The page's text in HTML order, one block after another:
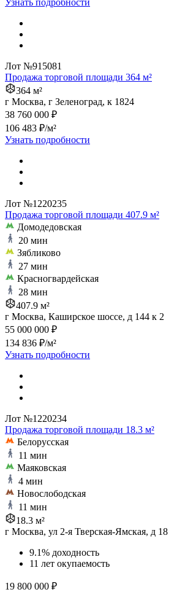
Лот №915081
Продажа торговой площади 364 м²
364 м²
г Москва, г Зеленоград, к 1824
38 760 000 ₽
106 483 ₽/м²
Узнать подробности
Лот №1220235
Продажа торговой площади 407.9 м²
Домодедовская
20 мин
Зябликово
27 мин
Красногвардейская
28 мин
407.9 м²
г Москва, Каширское шоссе, д 144 к 2
55 000 000 ₽
134 836 ₽/м²
Узнать подробности
Лот №1220234
Продажа торговой площади 18.3 м²
Белорусская
11 мин
Маяковская
4 мин
Новослободская
11 мин
18.3 м²
г Москва, ул 2-я Тверская-Ямская, д 18
9.1% доходность
11 лет окупаемость
19 800 000 ₽